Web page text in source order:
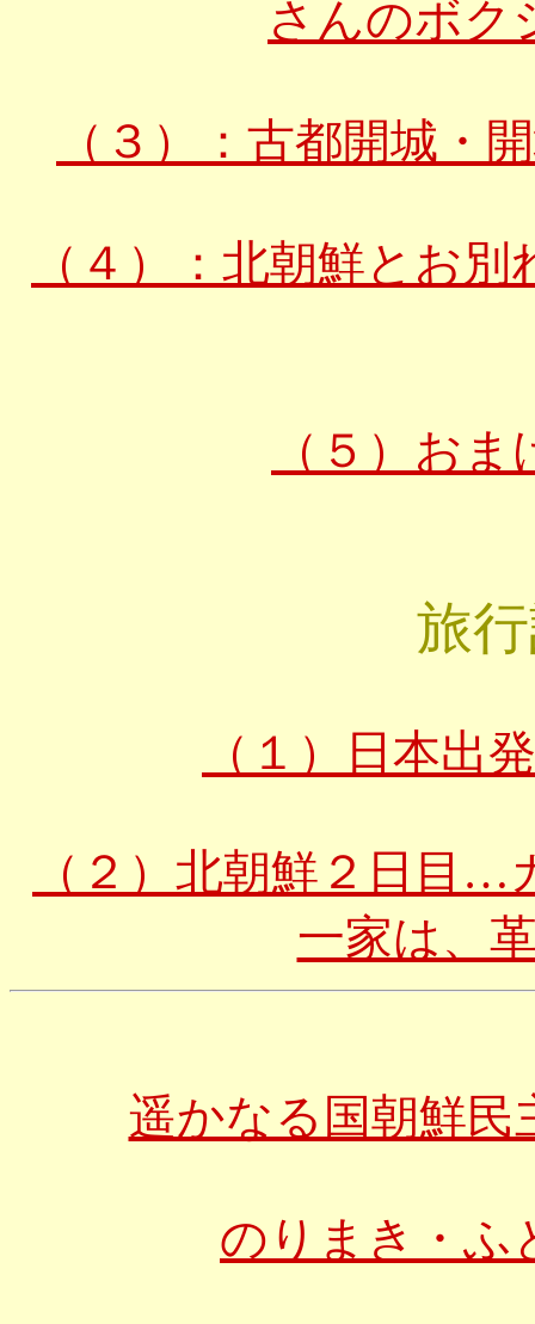
さんのボ
（３）：古都開城・
（４）：北朝鮮とお
（５）お
旅
（１）日本出
（２）北朝鮮２日目
一家は、
遥かなる国朝鮮民
のりまき・ふ